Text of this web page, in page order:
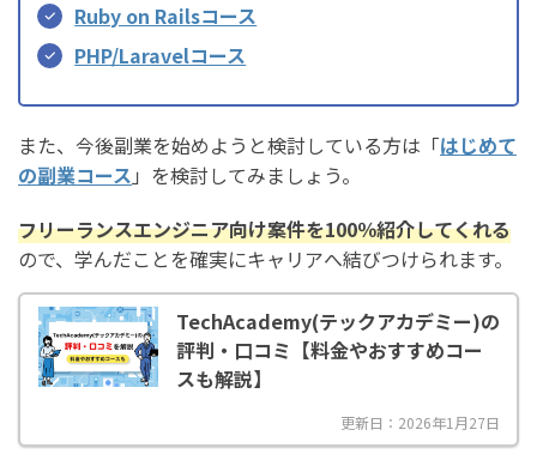
Ruby on Railsコース
PHP/Laravelコース
また、今後副業を始めようと検討している方は「はじめて
の副業コース 」を検討してみましょう。
フリーランスエンジニア向け案件を100％紹介してくれる
ので、学んだことを確実にキャリアへ結びつけられます。
TechAcademy(テックアカデミー)の
評判・口コミ【料金やおすすめコー
スも解説】
更新日：2026年1月27日